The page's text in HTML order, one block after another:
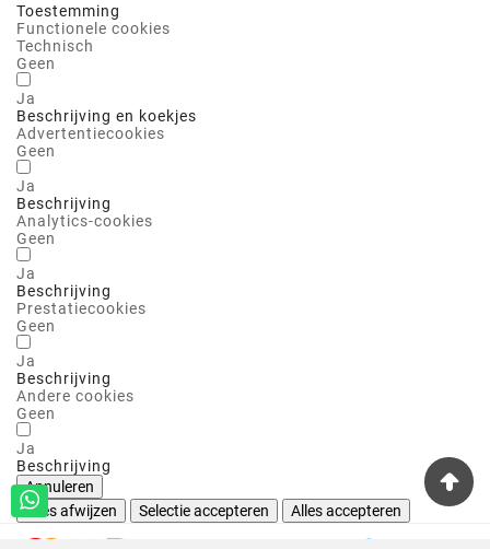
Toestemming
Functionele cookies
Technisch
Geen
Ja
Beschrijving en koekjes
Advertentiecookies
Geen
Ja
Beschrijving
Analytics-cookies
Geen
Ja
Beschrijving
Prestatiecookies
Geen
Ja
Beschrijving
Andere cookies
Geen
Ja
Beschrijving
Annuleren
Alles afwijzen
Selectie accepteren Alles accepteren